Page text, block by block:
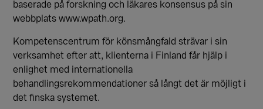
baserade på forskning och läkares konsensus på sin
webbplats www.wpath.org.
Kompetenscentrum för könsmångfald strävar i sin
verksamhet efter att, klienterna i Finland får hjälp i
enlighet med internationella
behandlingsrekommendationer så långt det är möjligt i
det finska systemet.